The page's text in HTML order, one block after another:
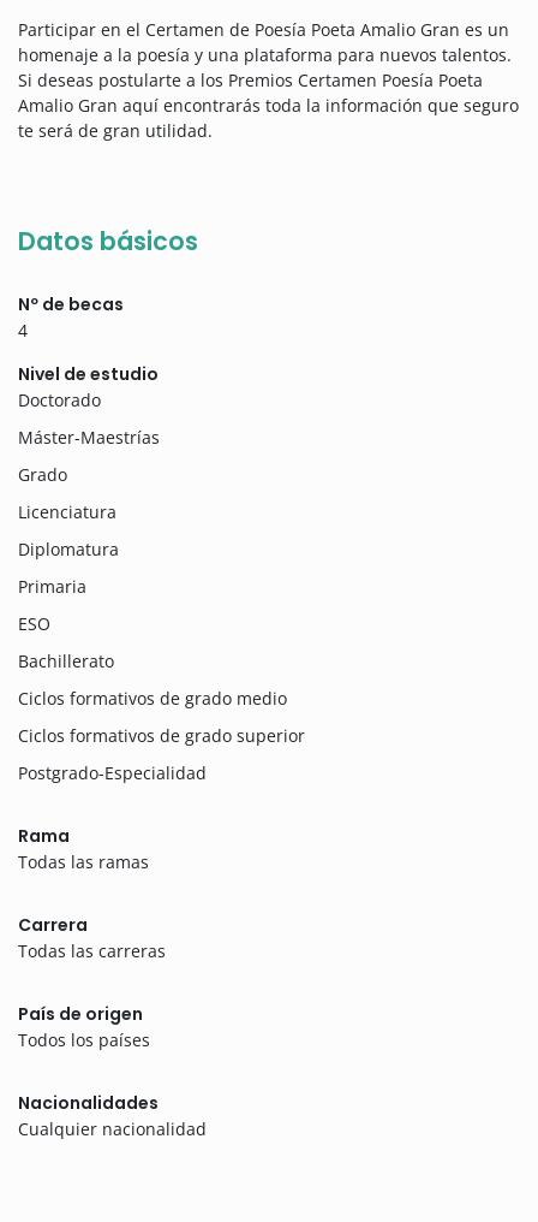
Participar en el Certamen de Poesía Poeta Amalio Gran es un
homenaje a la poesía y una plataforma para nuevos talentos.
Si deseas postularte a los Premios Certamen Poesía Poeta
Amalio Gran aquí encontrarás toda la información que seguro
te será de gran utilidad.
Datos básicos
Nº de becas
4
Nivel de estudio
Doctorado
Máster-Maestrías
Grado
Licenciatura
Diplomatura
Primaria
ESO
Bachillerato
Ciclos formativos de grado medio
Ciclos formativos de grado superior
Postgrado-Especialidad
Rama
Todas las ramas
Carrera
Todas las carreras
País de origen
Todos los países
Nacionalidades
Cualquier nacionalidad